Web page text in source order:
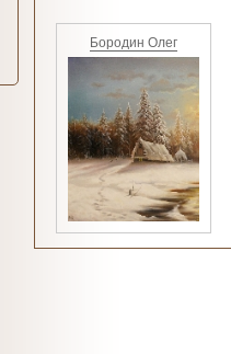
Бородин Олег